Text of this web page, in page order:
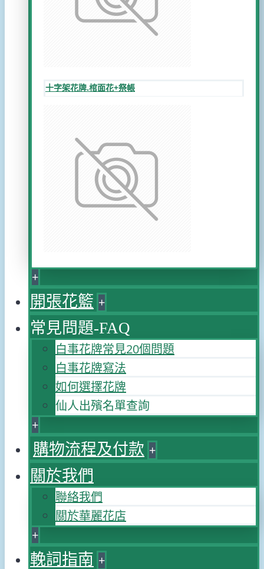
十字架花牌.棺面花+祭帳
+
開張花籃 +
常見問題-FAQ
白事花牌常見20個問題
白事花牌寫法
如何選擇花牌
仙人出殯名單查詢
+
購物流程及付款 +
關於我們
聯絡我們
關於華麗花店
+
輓詞指南 +